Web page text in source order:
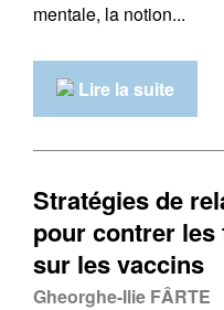
mentale, la notion...
Lire la suite
Stratégies de
pour contrer
sur les vaccins
Gheorghe-Ilie FÂRTE